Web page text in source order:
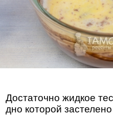
Достаточно жидкое
дно которой